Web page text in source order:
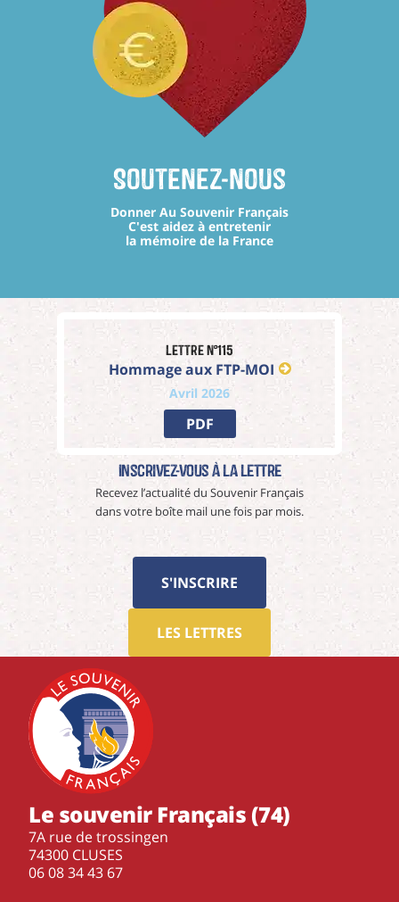
Soutenez-nous
Donner Au Souvenir Français
C'est aidez à entretenir
la mémoire de la France
Lettre n°115
Hommage aux FTP-MOI
Avril 2026
PDF
Inscrivez-vous à La Lettre
Recevez l’actualité du Souvenir Français
dans votre boîte mail une fois par mois.
S'INSCRIRE
LES LETTRES
Le souvenir Français (74)
7A rue de trossingen
74300 CLUSES
‭06 08 34 43 67‬